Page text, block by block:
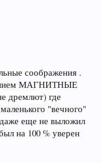
соображения .
МАГНИТНЫЕ
где
"вечного"
еще не выложил
на 100 % уверен